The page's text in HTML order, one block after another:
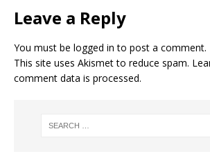
Leave a Reply
You must be logged in to post a comment.
This site uses Akismet to reduce spam.
comment data is processed.